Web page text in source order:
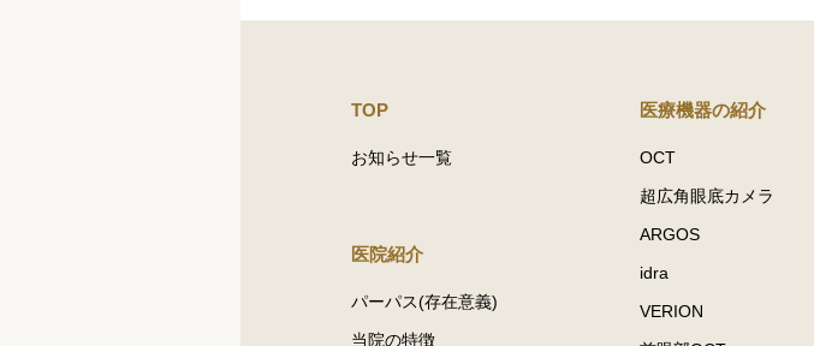
TOP
お知らせ一覧
医院紹介
パーパス(存在意義)
当院の特徴
医療機器の紹介
OCT
超広角眼底カメラ
ARGOS
idra
VERION